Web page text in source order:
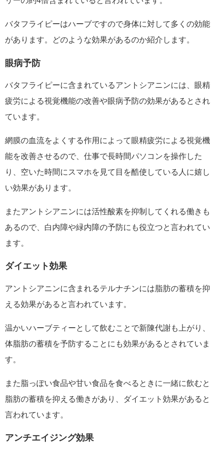
バタフライピーはハーブですので身体に対して多くの効能
があります。どのような効果があるのか紹介します。
眼病予防
バタフライピーに含まれているアントシアニンには、眼精
疲労による視覚機能の改善や眼病予防の効果があるとされ
ています。
網膜の血流をよくする作用によって眼精疲労による視覚機
能を改善させるので、仕事で長時間パソコンを操作した
り、空いた時間にスマホを見て目を酷使している人に嬉し
い効果があります。
またアントシアニンには活性酸素を抑制してくれる働きも
あるので、白内障や緑内障の予防にも役立つと言われてい
ます。
ダイエット効果
アントシアニンに含まれるテルナチンには脂肪の蓄積を抑
える効果があると言われています。
温かいハーブティーとして飲むことで新陳代謝も上がり、
体脂肪の蓄積を予防することにも効果があるとされていま
す。
また脂っぽい食品や甘い食品を食べるときに一緒に飲むと
脂肪の蓄積を抑える働きがあり、ダイエット効果があると
言われています。
アンチエイジング効果